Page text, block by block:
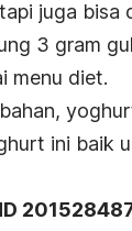
juga bisa
3 gram
menu diet.
ini baik